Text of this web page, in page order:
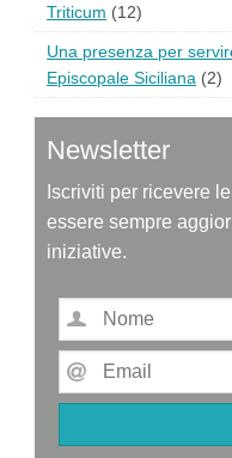
Triticum (12)
Una presenza per
Episcopale Siciliana (2)
Newsletter
Iscriviti per ricevere
essere sempre
iniziative.